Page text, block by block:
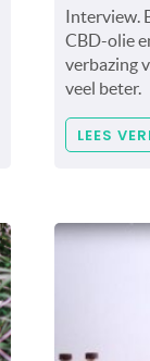
Interview.
CBD-olie
verbazing
veel beter.
LEES